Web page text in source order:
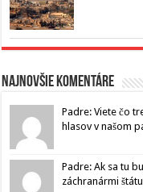
Najnovšie komentáre
Padre: Viete čo
hlasov v našom
Padre: Ak sa tu
záchranármi